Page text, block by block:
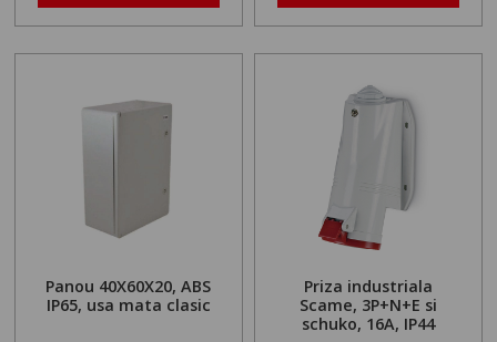
Panou 40X60X20, ABS
IP65, usa mata clasic
Priza industriala
Scame, 3P+N+E si
schuko, 16A, IP44